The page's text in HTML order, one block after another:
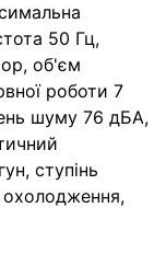
50 Гц,
об'єм
роботи 7
шуму 76 дБА,
ступінь